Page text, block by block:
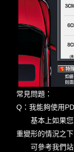
常見問題：
Q：我能夠使用
基本上如果您
重變形的情況之
可參考我們站